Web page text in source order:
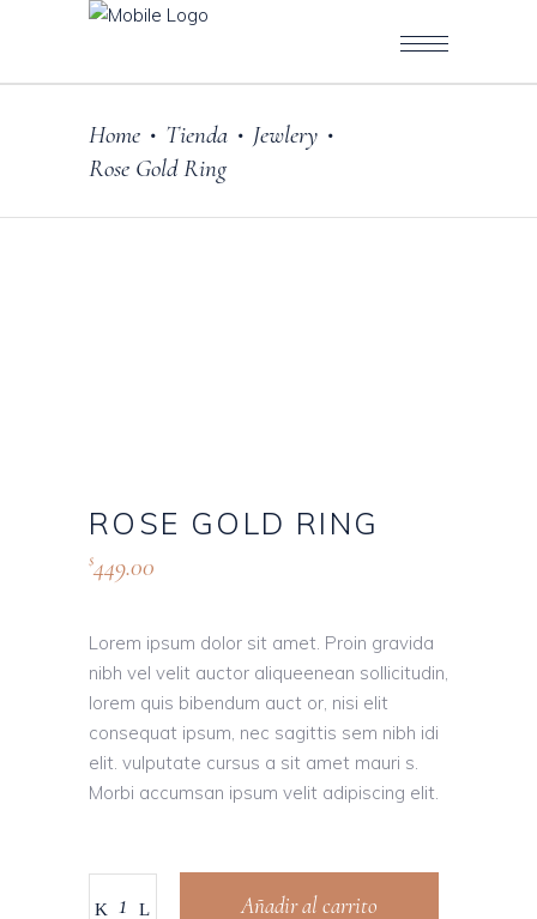
Home • Tienda • Jewlery •
Rose Gold Ring
ROSE GOLD RING
$449.00
Lorem ipsum dolor sit amet. Proin gravida
nibh vel velit auctor aliqueenean sollicitudin,
lorem quis bibendum auct or, nisi elit
consequat ipsum, nec sagittis sem nibh idi
elit. vulputate cursus a sit amet mauri s.
Morbi accumsan ipsum velit adipiscing elit.
Añadir al carrito